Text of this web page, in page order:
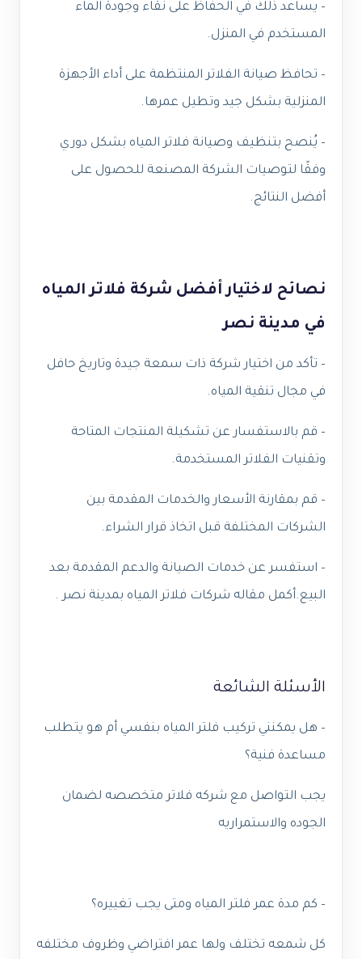
– يساعد ذلك في الحفاظ على نقاء وجودة الماء
المستخدم في المنزل.
– تحافظ صيانة الفلاتر المنتظمة على أداء الأجهزة
المنزلية بشكل جيد وتطيل عمرها.
– يُنصح بتنظيف وصيانة فلاتر المياه بشكل دوري
وفقًا لتوصيات الشركة المصنعة للحصول على
أفضل النتائج.
نصائح لاختيار أفضل شركة فلاتر المياه
في مدينة نصر
– تأكد من اختيار شركة ذات سمعة جيدة وتاريخ حافل
في مجال تنقية المياه.
– قم بالاستفسار عن تشكيلة المنتجات المتاحة
وتقنيات الفلاتر المستخدمة.
– قم بمقارنة الأسعار والخدمات المقدمة بين
الشركات المختلفة قبل اتخاذ قرار الشراء.
– استفسر عن خدمات الصيانة والدعم المقدمة بعد
البيع.أكمل مقاله شركات فلاتر المياه بمدينة نصر .
الأسئلة الشائعة
– هل يمكنني تركيب فلتر المياه بنفسي أم هو يتطلب
مساعدة فنية؟
يجب التواصل مع شركه فلاتر متخصصه لضمان
الجوده والاستمراريه
– كم مدة عمر فلتر المياه ومتى يجب تغييره؟
كل شمعه تختلف ولها عمر افتراضي وظروف مختلفه